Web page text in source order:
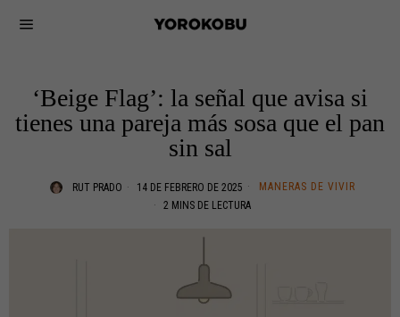
‘Beige Flag’: la señal que avisa si
tienes una pareja más sosa que el pan
sin sal
RUT PRADO 14 DE FEBRERO DE 2025
MANERAS DE VIVIR
2 MINS DE LECTURA